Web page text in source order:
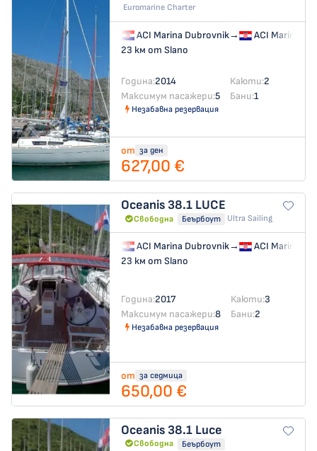
Euromarine Charter
ACI Marina Dubrovnik→
ACI Marina
23 км от Slano
Година:2014 Каюти:2
Максимум пасажери:5 Бани:1
Незабавна резервация
от за ден
627,00 €
Oceanis 38.1 LUCE
Свободна Беърбоут Ultra Sailing
ACI Marina Dubrovnik→
ACI Marina
23 км от Slano
Година:2017 Каюти:3
Максимум пасажери:8 Бани:2
Незабавна резервация
от за седмица
650,00 €
Oceanis 38.1 Luce
Свободна
Беърбоут